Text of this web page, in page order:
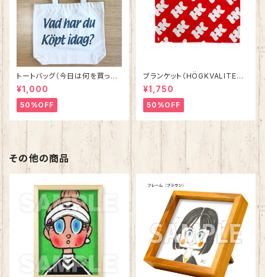
トートバッグ（今日は何を買った
の？） ナチュラルxダークグリ
ーン
¥1,000
50%OFF
ブランケット（HÖGKVALITET）
レッド
¥1,750
50%OFF
その他の商品